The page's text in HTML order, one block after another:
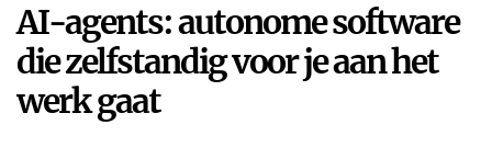
AI-agents: autonome software
die zelfstandig voor je aan het
werk gaat